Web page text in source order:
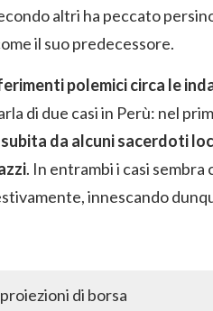
altri ha peccato
il suo predecessore.
polemici circa le
di due casi in Perù: nel
da alcuni sacerdoti
. In entrambi i casi
innescando